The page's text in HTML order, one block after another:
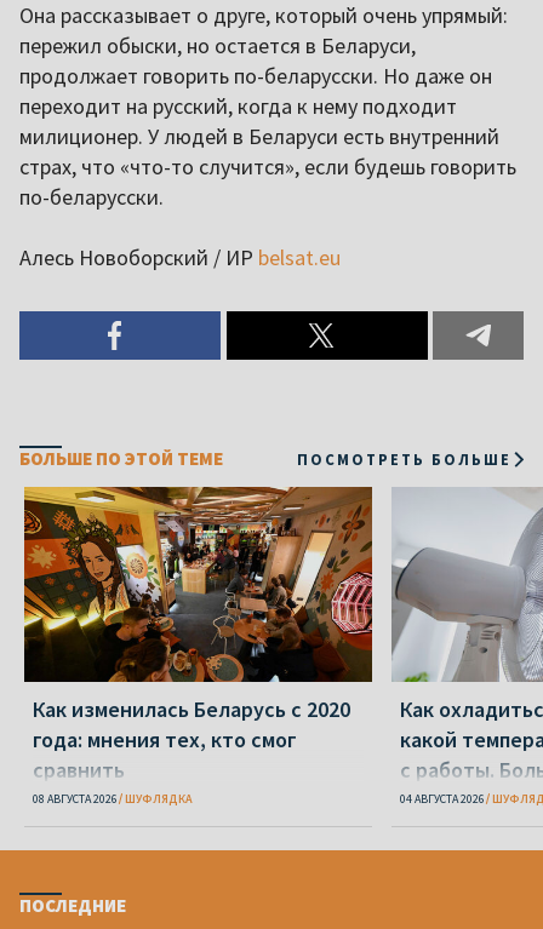
Она рассказывает о друге, который очень упрямый:
пережил обыски, но остается в Беларуси,
продолжает говорить по-беларусски. Но даже он
переходит на русский, когда к нему подходит
милиционер. У людей в Беларуси есть внутренний
страх, что «что-то случится», если будешь говорить
по-беларусски.
Алесь Новоборский / ИР belsat.eu
БОЛЬШЕ ПО ЭТОЙ ТЕМЕ ПОСМОТРЕТЬ БОЛЬШЕ
Как изменилась Беларусь с 2020
года: мнения тех, кто смог
сравнить
08 АВГУСТА 2026 ШУФЛЯДКА
Как
какой
с работы.
04 АВГУСТА 2026
ПОСЛЕДНИЕ